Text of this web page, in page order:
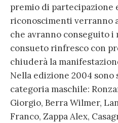
premio di partecipazione
riconoscimenti verranno
che avranno conseguito
consueto rinfresco con
chiuderà la
Nella edizione 2004
categoria maschile:
Giorgio, Berra Wilmer,
Franco, Zappa Alex,